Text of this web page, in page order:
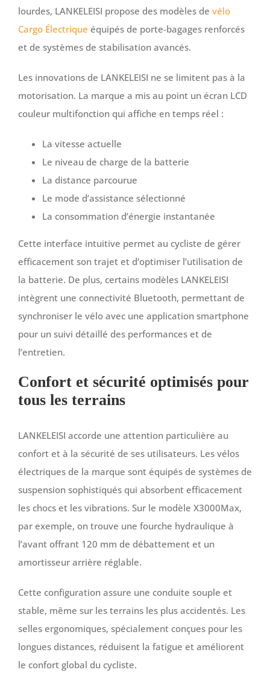
lourdes, LANKELEISI propose des modèles de vélo
Cargo Électrique équipés de porte-bagages renforcés
et de systèmes de stabilisation avancés.
Les innovations de LANKELEISI ne se limitent pas à la
motorisation. La marque a mis au point un écran LCD
couleur multifonction qui affiche en temps réel :
La vitesse actuelle
Le niveau de charge de la batterie
La distance parcourue
Le mode d’assistance sélectionné
La consommation d’énergie instantanée
Cette interface intuitive permet au cycliste de gérer
efficacement son trajet et d’optimiser l’utilisation de
la batterie. De plus, certains modèles LANKELEISI
intègrent une connectivité Bluetooth, permettant de
synchroniser le vélo avec une application smartphone
pour un suivi détaillé des performances et de
l’entretien.
Confort et sécurité optimisés pour
tous les terrains
LANKELEISI accorde une attention particulière au
confort et à la sécurité de ses utilisateurs. Les vélos
électriques de la marque sont équipés de systèmes de
suspension sophistiqués qui absorbent efficacement
les chocs et les vibrations. Sur le modèle X3000Max,
par exemple, on trouve une fourche hydraulique à
l’avant offrant 120 mm de débattement et un
amortisseur arrière réglable.
Cette configuration assure une conduite souple et
stable, même sur les terrains les plus accidentés. Les
selles ergonomiques, spécialement conçues pour les
longues distances, réduisent la fatigue et améliorent
le confort global du cycliste.